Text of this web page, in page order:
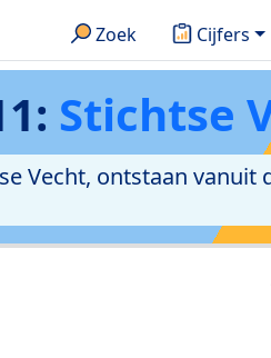
Zoek Cijfers
Stichtse
Vecht, ontstaan vanuit